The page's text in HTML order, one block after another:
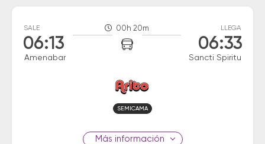
SALE
06:13
Amenabar
00h 20m LLEGA
06:33
Sancti Spiritu
SEMICAMA
información